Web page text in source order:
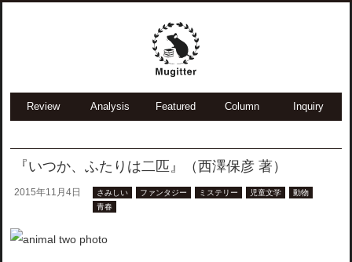
Review Analysis Featured Column Inquiry
『いつか、ふたりは二匹』（西澤保彦 著）
2015年11月4日 さみしい ファンタジー ミステリー 児童文学
動物
青春